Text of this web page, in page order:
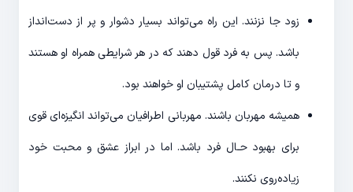
زود جا نزنند. این راه می‌تواند بسیار دشوار و پر از دست‌انداز
باشد. پس به فرد قول دهند که در هر شرایطی همراه او هستند
و تا درمان کامل پشتیبان او خواهند بود.
همیشه مهربان باشند. مهربانی اطرافیان می‌تواند انگیزه‌ای قوی
برای بهبود حـال فرد باشد. اما در ابراز عشق و محبت خود
زیاده‌روی نکنند.